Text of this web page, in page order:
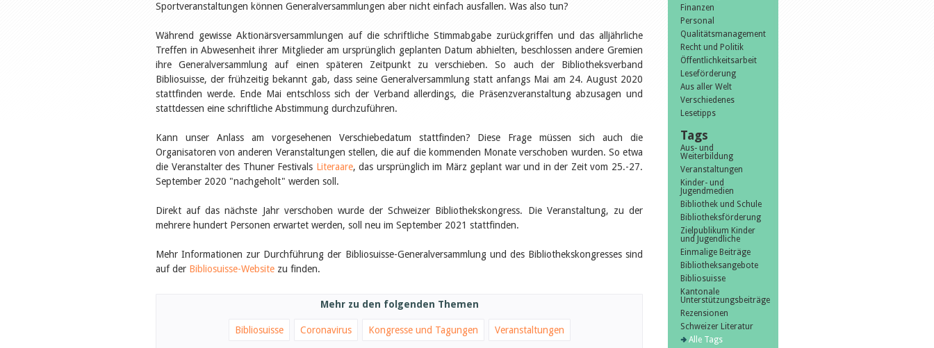
Sportveranstaltungen können Generalversammlungen aber nicht einfach ausfallen. Was also tun?
Während gewisse Aktionärsversammlungen auf die schriftliche Stimmabgabe zurückgriffen und das alljährliche
Treffen in Abwesenheit ihrer Mitglieder am ursprünglich geplanten Datum abhielten, beschlossen andere Gremien
ihre Generalversammlung auf einen späteren Zeitpunkt zu verschieben. So auch der Bibliotheksverband
Bibliosuisse, der frühzeitig bekannt gab, dass seine Generalversammlung statt anfangs Mai am 24. August 2020
stattfinden werde. Ende Mai entschloss sich der Verband allerdings, die Präsenzveranstaltung abzusagen und
stattdessen eine schriftliche Abstimmung durchzuführen.
Kann unser Anlass am vorgesehenen Verschiebedatum stattfinden? Diese Frage müssen sich auch die
Organisatoren von anderen Veranstaltungen stellen, die auf die kommenden Monate verschoben wurden. So etwa
die Veranstalter des Thuner Festivals Literaare, das ursprünglich im März geplant war und in der Zeit vom 25.-27.
September 2020 "nachgeholt" werden soll.
Direkt auf das nächste Jahr verschoben wurde der Schweizer Bibliothekskongress. Die Veranstaltung, zu der
mehrere hundert Personen erwartet werden, soll neu im September 2021 stattfinden.
Mehr Informationen zur Durchführung der Bibliosuisse-Generalversammlung und des Bibliothekskongresses sind
auf der Bibliosuisse-Website zu finden.
Mehr zu den folgenden Themen
Bibliosuisse Coronavirus Kongresse und Tagungen Veranstaltungen
Finanzen
Personal
Qualitätsmanagement
Recht und Politik
Öffentlichkeitsarbeit
Leseförderung
Aus aller Welt
Verschiedenes
Lesetipps
Tags
Aus- und
Weiterbildung
Veranstaltungen
Kinder- und
Jugendmedien
Bibliothek und Schule
Bibliotheksförderung
Zielpublikum Kinder
und Jugendliche
Einmalige Beiträge
Bibliotheksangebote
Bibliosuisse
Kantonale
Unterstützungsbeiträge
Rezensionen
Schweizer Literatur
Alle Tags